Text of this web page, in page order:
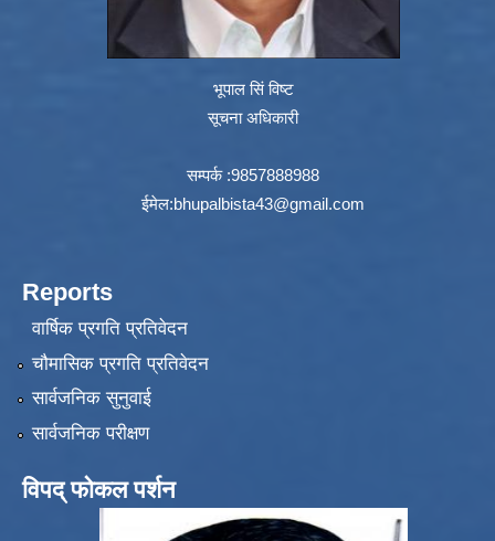
भूपाल सिं विष्ट
सूचना अधिकारी
सम्पर्क :9857888988
ईमेल:bhupalbista43@gmail.com
Reports
वार्षिक प्रगति प्रतिवेदन
चौमासिक प्रगति प्रतिवेदन
सार्वजनिक सुनुवाई
सार्वजनिक परीक्षण
विपद् फोकल पर्शन